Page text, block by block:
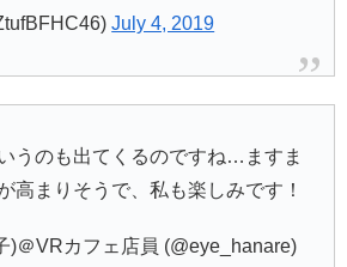
July 4, 2019
うのも出てくるのですね…ますま
高まりそうで、私も楽しみです！
＠VRカフェ店員 (@eye_hanare)